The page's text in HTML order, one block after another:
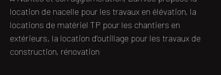
location de nacelle pour les travaux en élévation, la
locations de matériel TP pour les chantiers en
extérieurs, la location d'outillage pour les travaux de
construction, rénovation